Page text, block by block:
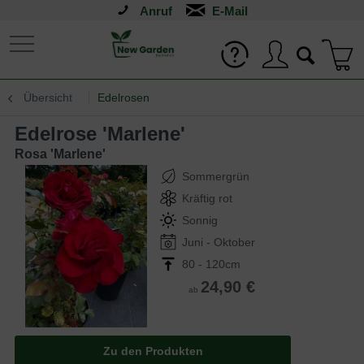
Anruf
Übersicht Edelrosen
Edelrose 'Marlene'
Rosa 'Marlene'
Sommergrün
Kräftig rot
Sonnig
Juni - Oktober
80 - 120cm
ab 24,90 €
Zu den Produkten